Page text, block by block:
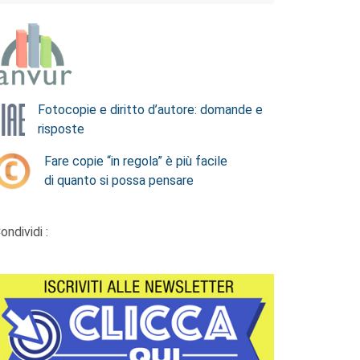
Fotocopie e diritto d’autore: domande e
risposte
Fare copie “in regola” è più facile
di quanto si possa pensare
: